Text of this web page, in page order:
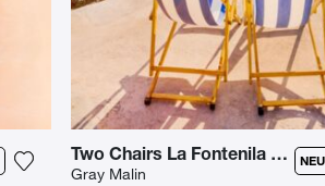
Fügen Sie das Foto meiner
Two Chairs La Fontenila Capri 2
Gray Malin